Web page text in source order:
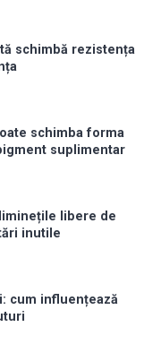
schimbă rezistența
schimba forma
suplimentar
libere de
inutile
cum influențează